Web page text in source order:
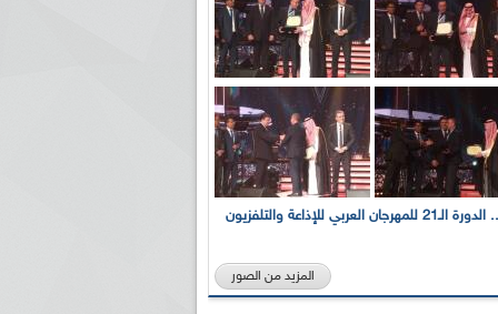
بالصور... الدورة الـ21 للمهرجان العربي للإذاعة والتلفزيون
المزيد من الصور